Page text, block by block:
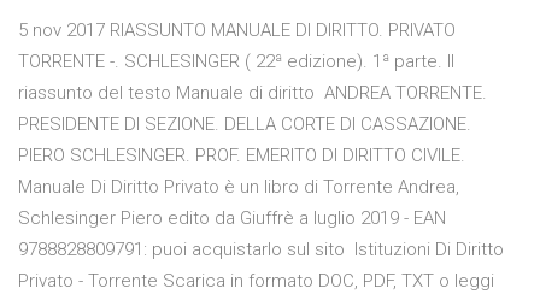
5 nov 2017 RIASSUNTO MANUALE DI DIRITTO. PRIVATO
TORRENTE -. SCHLESINGER ( 22ª edizione). 1ª parte. Il
riassunto del testo Manuale di diritto ANDREA TORRENTE.
PRESIDENTE DI SEZIONE. DELLA CORTE DI CASSAZIONE.
PIERO SCHLESINGER. PROF. EMERITO DI DIRITTO CIVILE.
Manuale Di Diritto Privato è un libro di Torrente Andrea,
Schlesinger Piero edito da Giuffrè a luglio 2019 - EAN
9788828809791: puoi acquistarlo sul sito Istituzioni Di Diritto
Privato - Torrente Scarica in formato DOC, PDF, TXT o leggi